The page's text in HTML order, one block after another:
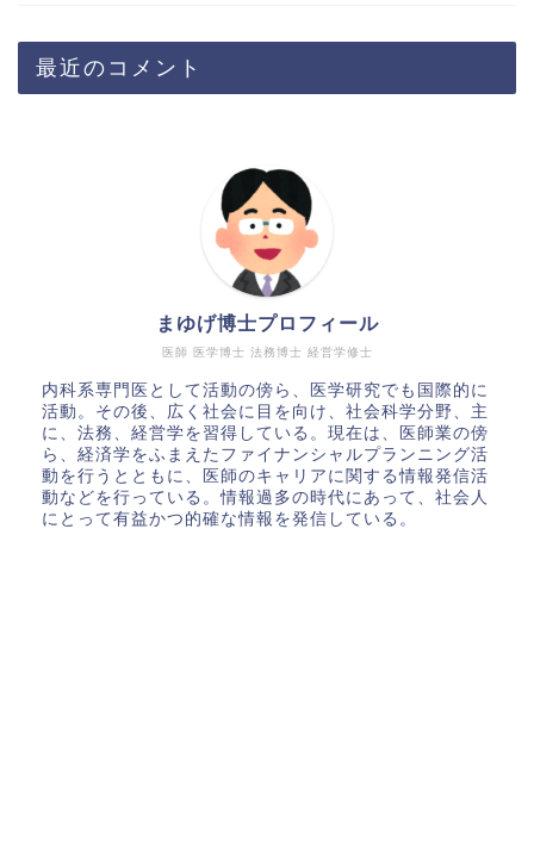
最近のコメント
医師 医学博士 法務博士 経営学修士
まゆげ博士プロフィール
内科系専門医として活動の傍ら、医学研究でも国際的に
活動。その後、広く社会に目を向け、社会科学分野、主
に、法務、経営学を習得している。現在は、医師業の傍
ら、経済学をふまえたファイナンシャルプランニング活
動を行うとともに、医師のキャリアに関する情報発信活
動などを行っている。情報過多の時代にあって、社会人
にとって有益かつ的確な情報を発信している。